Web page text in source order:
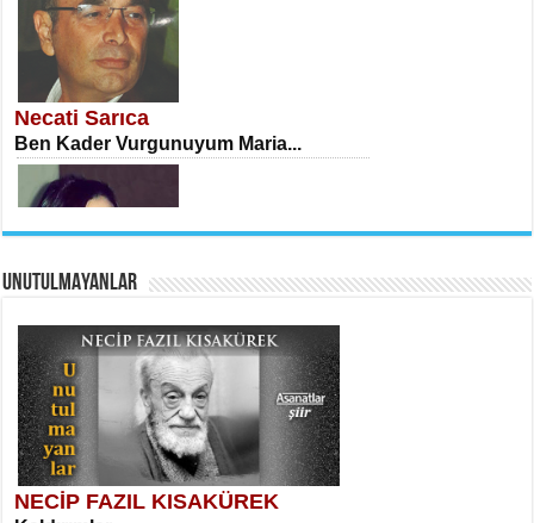
İSA KARATEPE
Ekranlar Arasında Kaybolan İnsan...
AHMET URFALI
Tahlil Denemesi...
Necati Sarıca
Ben Kader Vurgunuyum Maria...
Sibel Orhan
İki Kırık Boşluk...
UNUTULMAYANLAR
NECİP FAZIL KISAKÜREK